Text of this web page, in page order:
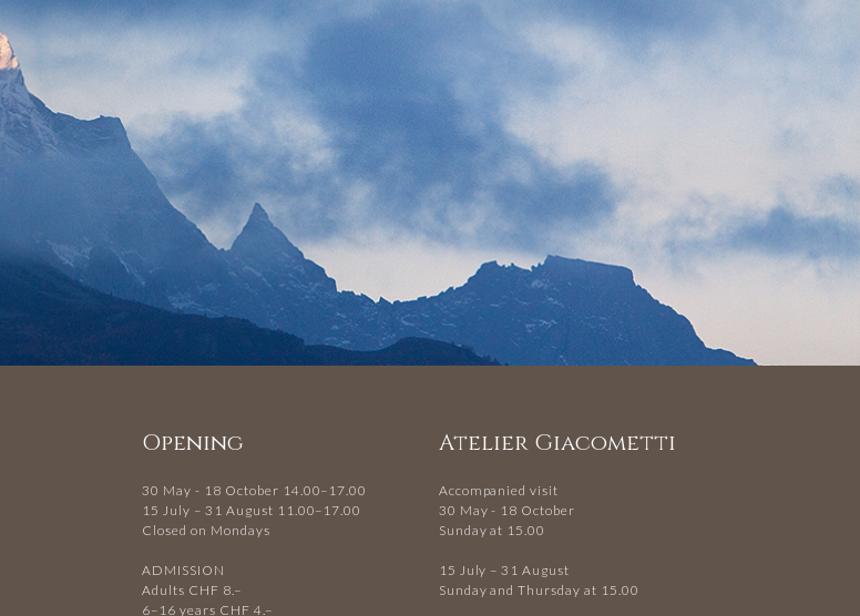
Opening
30 May - 18 October 14.00–17.00
15 July – 31 August 11.00–17.00
Closed on Mondays
ADMISSION
Adults CHF 8.–
6–16 years CHF 4.–
Atelier Giacometti
Accompanied visit
30 May - 18 October
Sunday at 15.00
15 July – 31 August
Sunday and Thursday at 15.00